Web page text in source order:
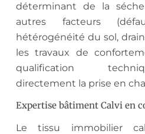
déterminant de la
autres facteurs
hétérogénéité du sol,
les travaux de
qualification
directement la prise en
Expertise bâtiment Calvi en
Le tissu immobilier